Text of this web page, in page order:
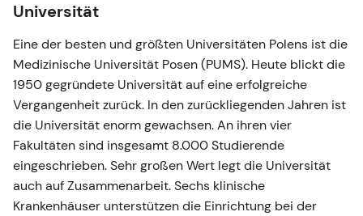
Universität
Eine der besten und größten Universitäten Polens ist die
Medizinische Universität Posen (PUMS). Heute blickt die
1950 gegründete Universität auf eine erfolgreiche
Vergangenheit zurück. In den zurückliegenden Jahren ist
die Universität enorm gewachsen. An ihren vier
Fakultäten sind insgesamt 8.000 Studierende
eingeschrieben. Sehr großen Wert legt die Universität
auch auf Zusammenarbeit. Sechs klinische
Krankenhäuser unterstützen die Einrichtung bei der